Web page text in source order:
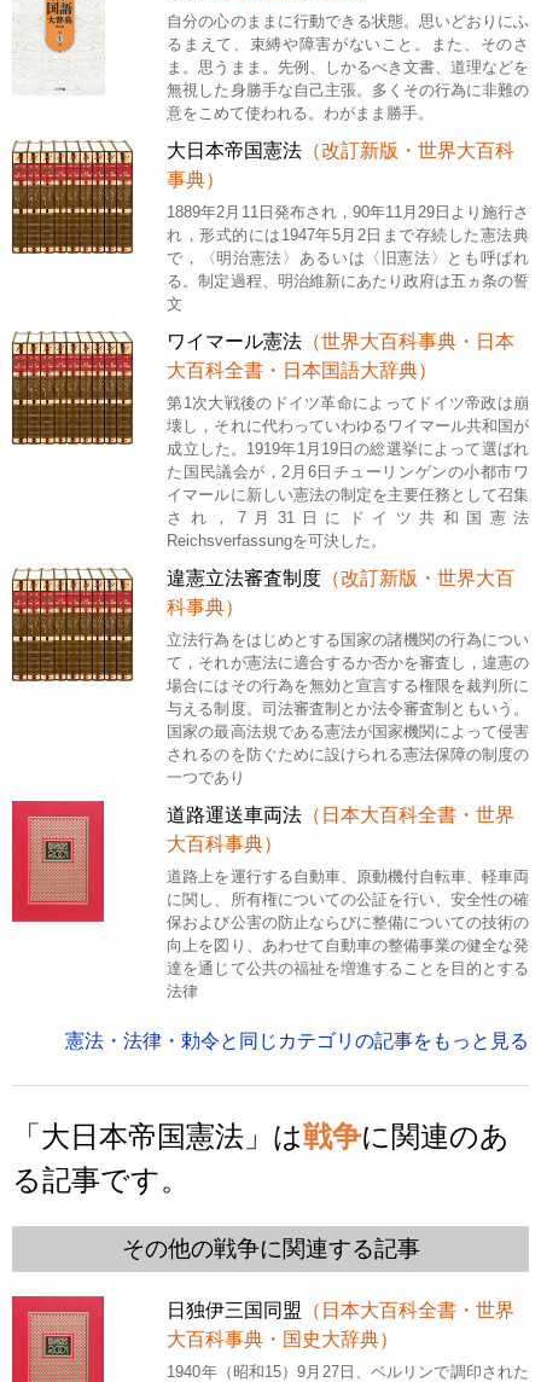
自分の心のままに行動できる状態。思いどおりにふ
るまえて、束縛や障害がないこと。また、そのさ
ま。思うまま。先例、しかるべき文書、道理などを
無視した身勝手な自己主張。多くその行為に非難の
意をこめて使われる。わがまま勝手。
大日本帝国憲法 （改訂新版・世界大百科
事典）
1889年2月11日発布され，90年11月29日より施行さ
れ，形式的には1947年5月2日まで存続した憲法典
で，〈明治憲法〉あるいは〈旧憲法〉とも呼ばれ
る。制定過程、明治維新にあたり政府は五ヵ条の誓
文
ワイマール憲法 （世界大百科事典・日本
大百科全書・日本国語大辞典）
第1次大戦後のドイツ革命によってドイツ帝政は崩
壊し，それに代わっていわゆるワイマール共和国が
成立した。1919年1月19日の総選挙によって選ばれ
た国民議会が，2月6日チューリンゲンの小都市ワ
イマールに新しい憲法の制定を主要任務として召集
され，7月31日にドイツ共和国憲法
Reichsverfassungを可決した。
違憲立法審査制度 （改訂新版・世界大百
科事典）
立法行為をはじめとする国家の諸機関の行為につい
て，それが憲法に適合するか否かを審査し，違憲の
場合にはその行為を無効と宣言する権限を裁判所に
与える制度。司法審査制とか法令審査制ともいう。
国家の最高法規である憲法が国家機関によって侵害
されるのを防ぐために設けられる憲法保障の制度の
一つであり
道路運送車両法 （日本大百科全書・世界
大百科事典）
道路上を運行する自動車、原動機付自転車、軽車両
に関し、所有権についての公証を行い、安全性の確
保および公害の防止ならびに整備についての技術の
向上を図り、あわせて自動車の整備事業の健全な発
達を通じて公共の福祉を増進することを目的とする
法律
憲法・法律・勅令と同じカテゴリの記事をもっと見る
「大日本帝国憲法」は戦争に関連のあ
る記事です。
その他の戦争に関連する記事
日独伊三国同盟 （日本大百科全書・世界
大百科事典・国史大辞典）
1940年（昭和15）9月27日、ベルリンで調印された